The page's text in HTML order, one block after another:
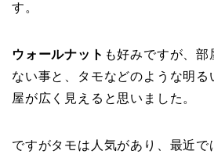
す。
ウォールナット も好みですが、
ない事と、タモなどのような明る
屋が広く見えると思いました。
ですがタモは人気があり、最近で